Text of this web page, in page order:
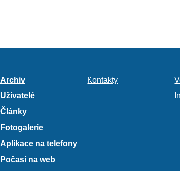
Archiv
Uživatelé
Články
Fotogalerie
Aplikace na telefony
Počasí na web
Kontakty